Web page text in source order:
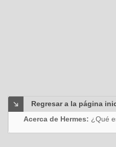
Regresar a la página
Acerca de Hermes: ¿Qué